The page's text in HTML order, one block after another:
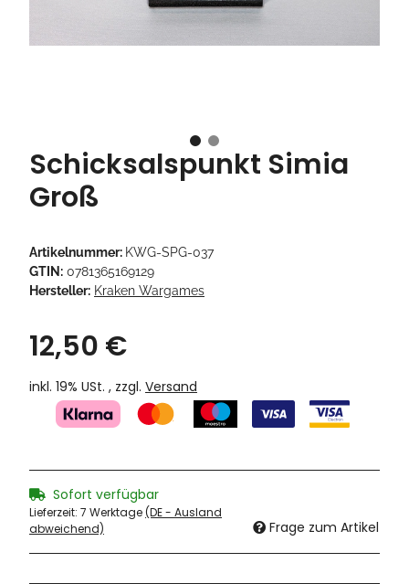
Schicksalspunkt Simia
Groß
Artikelnummer: KWG-SPG-037
GTIN: 0781365169129
Hersteller: Kraken Wargames
12,50 €
inkl. 19% USt. , zzgl. Versand
Sofort verfügbar
Lieferzeit: 7 Werktage(DE - Ausland
abweichend)
Frage zum Artikel